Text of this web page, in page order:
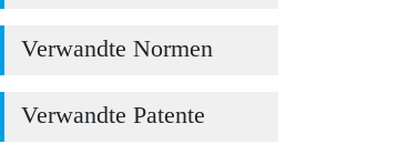
Verwandte Normen
Verwandte Patente